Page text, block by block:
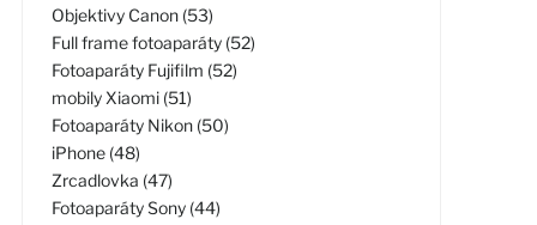
Objektivy Canon (53)
Full frame fotoaparáty (52)
Fotoaparáty Fujifilm (52)
mobily Xiaomi (51)
Fotoaparáty Nikon (50)
iPhone (48)
Zrcadlovka (47)
Fotoaparáty Sony (44)